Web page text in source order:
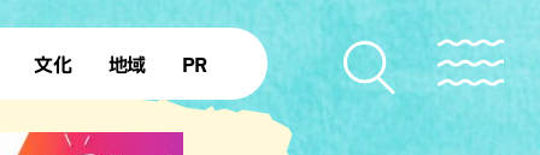
文化
復帰50年
地域
本島北部 本島中部
PR